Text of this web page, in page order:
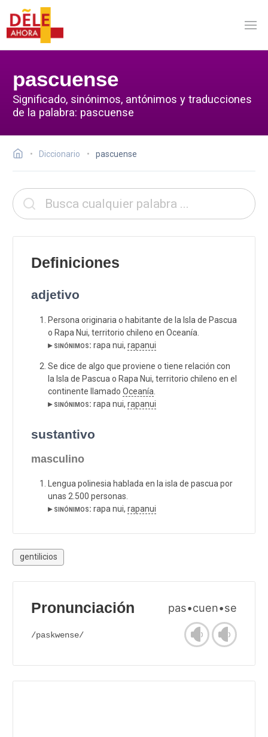
pascuense
Significado, sinónimos, antónimos y traducciones
de la palabra: pascuense
Diccionario pascuense
Definiciones
adjetivo
Persona originaria o habitante de la Isla de Pascua
o Rapa Nui, territorio chileno en Oceanía.
▸ sinónimos: rapa nui, rapanui
Se dice de algo que proviene o tiene relación con
la Isla de Pascua o Rapa Nui, territorio chileno en el
continente llamado Oceanía
▸ sinónimos: rapa nui, rapanui
sustantivo
masculino
Lengua polinesia hablada en la isla de pascua por
unas 2.500 personas.
▸ sinónimos: rapa nui, rapanui
gentilicios
Pronunciación pas•cuen•se
/paskwense/